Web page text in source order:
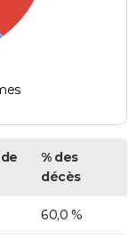
% des
décès
60,0 %